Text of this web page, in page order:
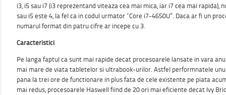
i3, i5 sau i7 (i3 reprezentand viteaza cea mai mica, iar i7 cea mai rapida),
sau i5 este 4, la fel ca in codul urmator “Core i7-4650U”. Daca ar fi un
numarul format din patru cifre ar incepe cu 3.
Caracteristici
Pe langa faptul ca sunt mai rapide decat procesoarele lansate in vara
mai mare de viata tabletelor si ultrabook-urilor. Astfel performnatele
pana la trei ore de functionare in plus fata de cele existente pe piata
mai redus, procesoarele Haswell fiind de 20 ori mai eficiente decat Ivy